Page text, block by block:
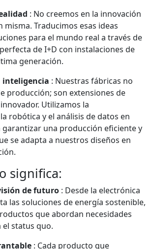
: No creemos en la innovación
misma. Traducimos esas ideas
para el mundo real a través de
de I+D con instalaciones de
generación.
inteligencia : Nuestras fábricas no
producción; son extensiones de
Utilizamos la
robótica y el análisis de datos en
una producción eficiente y
se adapta a nuestros diseños en
significa:
de futuro : Desde la electrónica
las soluciones de energía sostenible,
que abordan necesidades
el status quo.
: Cada producto que